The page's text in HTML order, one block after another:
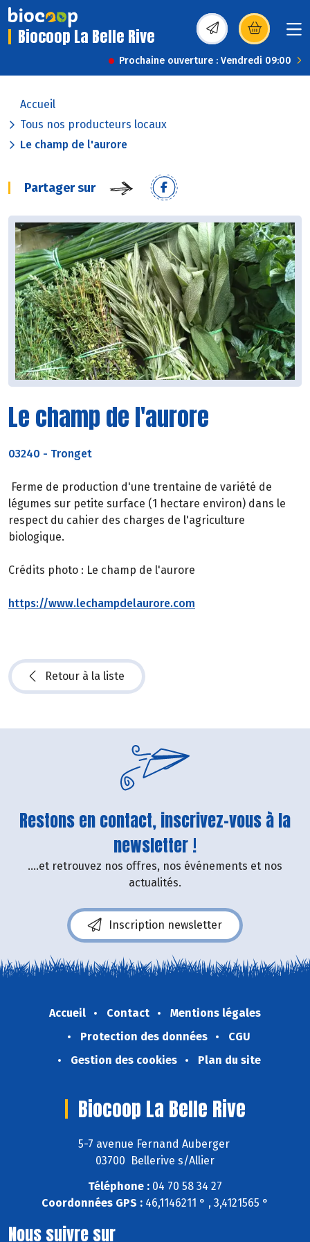
Biocoop La Belle Rive (s’ouvre dans une
Prochaine ouverture : Vendredi 09:00
Accueil
Tous nos producteurs locaux
Le champ de l'aurore
Partager sur
Le champ de l'aurore
03240 - Tronget
Ferme de production d'une trentaine de variété de
légumes sur petite surface (1 hectare environ) dans le
respect du cahier des charges de l'agriculture
biologique.
Crédits photo : Le champ de l'aurore
https://www.lechampdelaurore.com
Retour à la liste
Restons en contact, inscrivez-vous à la
newsletter !
....et retrouvez nos offres, nos événements et nos
actualités.
Inscription newsletter
Accueil Contact
Mentions légales
Protection des données
CGU
Gestion des cookies
Plan du site
Biocoop La Belle Rive
5-7 avenue Fernand Auberger
03700 Bellerive s/Allier
Téléphone : 04 70 58 34 27
Coordonnées GPS : 46,1146211 ° , 3,4121565 °
Nous suivre sur